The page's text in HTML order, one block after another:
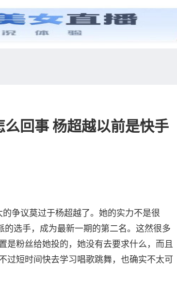
综艺 抖音 更多
回事 杨超越以前是快手
争议莫过于杨超越了。她的实力不是很
的选手，成为最新一期的第二名。这然很多
是粉丝给她投的，她没有去要求什么，而且
过短时间快去学习唱歌跳舞，也确实不太可